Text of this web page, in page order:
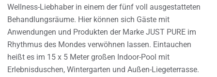
Wellness-Liebhaber in einem der fünf voll ausgestatteten
Behandlungsräume. Hier können sich Gäste mit
Anwendungen und Produkten der Marke JUST PURE im
Rhythmus des Mondes verwöhnen lassen. Eintauchen
heißt es im 15 x 5 Meter großen Indoor-Pool mit
Erlebnisduschen, Wintergarten und Außen-Liegeterrasse.